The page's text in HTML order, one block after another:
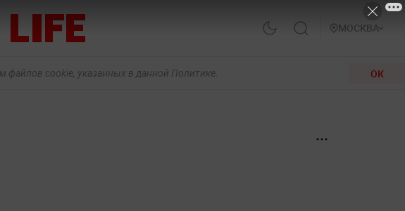
МОСКВА
файлов cookie, указанных в данной Политике. ОК